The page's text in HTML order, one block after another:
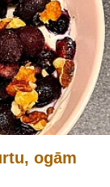
ogām